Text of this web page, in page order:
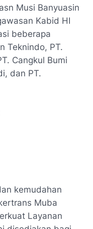
Musi Banyuasin
Kabid HI
beberapa
Teknindo, PT.
Cangkul Bumi
dan PT.
kemudahan
Muba
Layanan